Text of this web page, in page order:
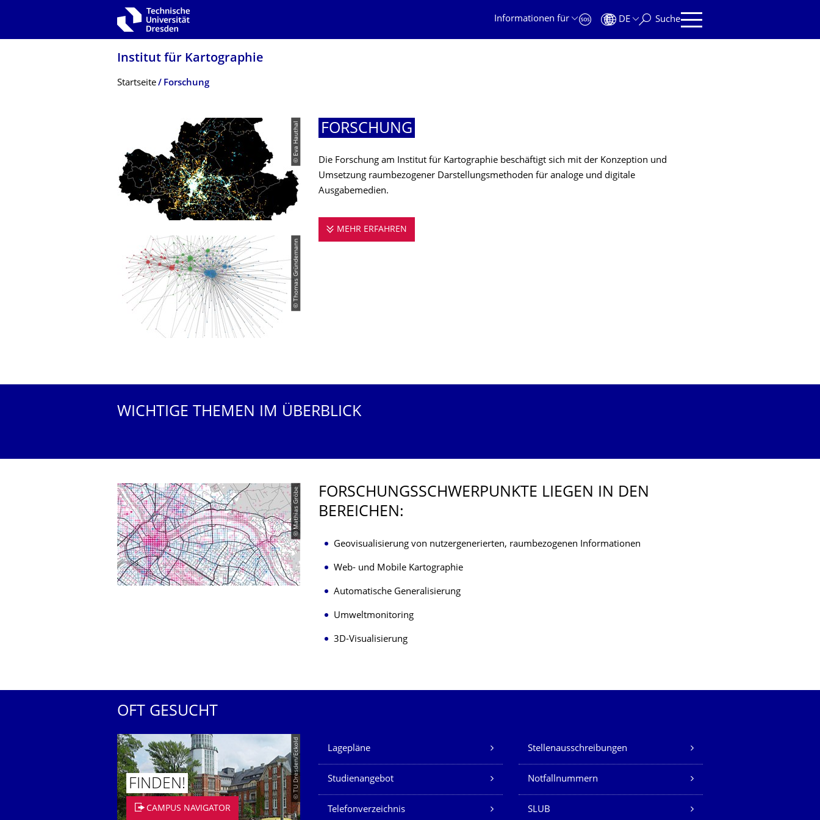
Zur Hauptnavigation springen
Informationen für
DE Suche
Institut für Kartographie
Breadcrumb-Menü
Startseite Forschung
© Eva Hauthal
© Thomas Gründemann
FORSCHUNG
Die Forschung am Institut für Kartographie beschäftigt sich mit der Konzeption und
Umsetzung raumbezogener Darstellungsmethoden für analoge und digitale
Ausgabemedien.
MEHR ERFAHREN
WICHTIGE THEMEN IM ÜBERBLICK
© Mathias Gröbe
FORSCHUNGS­SCHWERPUNKTE LIEGEN IN DEN
BEREICHEN:
Geovisualisierung von nutzergenerierten, raumbezogenen Informationen
Web- und Mobile Kartographie
Automatische Generalisierung
Umweltmonitoring
3D-Visualisierung
OFT GESUCHT
© TU Dresden/Eckold
FINDEN!
CAMPUS NAVIGATOR
Unsere Dienste
Lagepläne Stellenausschreibungen
Studienangebot Notfallnummern
Telefonverzeichnis SLUB